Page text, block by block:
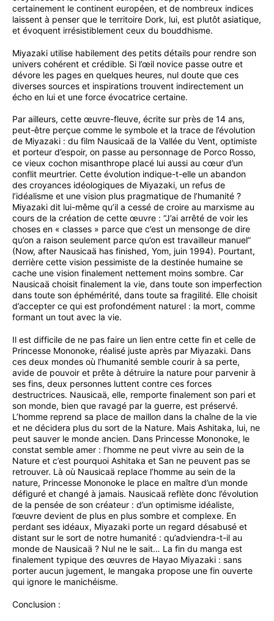
certainement le continent européen, et de nombreux indices
laissent à penser que le territoire Dork, lui, est plutôt asiatique,
et évoquent irrésistiblement ceux du bouddhisme.
Miyazaki utilise habilement des petits détails pour rendre son
univers cohérent et crédible. Si l’œil novice passe outre et
dévore les pages en quelques heures, nul doute que ces
diverses sources et inspirations trouvent indirectement un
écho en lui et une force évocatrice certaine.
Par ailleurs, cette œuvre-fleuve, écrite sur près de 14 ans,
peut-être perçue comme le symbole et la trace de l’évolution
de Miyazaki : du film Nausicaä de la Vallée du Vent, optimiste
et porteur d’espoir, on passe au personnage de Porco Rosso,
ce vieux cochon misanthrope placé lui aussi au cœur d’un
conflit meurtrier. Cette évolution indique-t-elle un abandon
des croyances idéologiques de Miyazaki, un refus de
l’idéalisme et une vision plus pragmatique de l’humanité ?
Miyazaki dit lui-même qu’il a cessé de croire au marxisme au
cours de la création de cette œuvre : “J’ai arrêté de voir les
choses en « classes » parce que c’est un mensonge de dire
qu’on a raison seulement parce qu’on est travailleur manuel”
(Now, after Nausicaä has finished, Yom, juin 1994). Pourtant,
derrière cette vision pessimiste de la destinée humaine se
cache une vision finalement nettement moins sombre. Car
Nausicaä choisit finalement la vie, dans toute son imperfection
dans toute son éphémérité, dans toute sa fragilité. Elle choisit
d’accepter ce qui est profondément naturel : la mort, comme
formant un tout avec la vie.
Il est difficile de ne pas faire un lien entre cette fin et celle de
Princesse Mononoke, réalisé juste après par Miyazaki. Dans
ces deux mondes où l’humanité semble courir à sa perte,
avide de pouvoir et prête à détruire la nature pour parvenir à
ses fins, deux personnes luttent contre ces forces
destructrices. Nausicaä, elle, remporte finalement son pari et
son monde, bien que ravagé par la guerre, est préservé.
L’homme reprend sa place de maillon dans la chaîne de la vie
et ne décidera plus du sort de la Nature. Mais Ashitaka, lui, ne
peut sauver le monde ancien. Dans Princesse Mononoke, le
constat semble amer : l’homme ne peut vivre au sein de la
Nature et c’est pourquoi Ashitaka et San ne peuvent pas se
retrouver. Là où Nausicaä replace l’homme au sein de la
nature, Princesse Mononoke le place en maître d’un monde
défiguré et changé à jamais. Nausicaä reflète donc l’évolution
de la pensée de son créateur : d’un optimisme idéaliste,
l’œuvre devient de plus en plus sombre et complexe. En
perdant ses idéaux, Miyazaki porte un regard désabusé et
distant sur le sort de notre humanité : qu’adviendra-t-il au
monde de Nausicaä ? Nul ne le sait… La fin du manga est
finalement typique des œuvres de Hayao Miyazaki : sans
porter aucun jugement, le mangaka propose une fin ouverte
qui ignore le manichéisme.
Conclusion :